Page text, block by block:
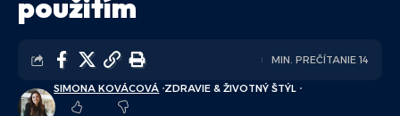
použitím
SIMONA KOVÁCOVÁ ZDRAVIE & ŽIVOTNÝ ŠTÝL
MIN. PREČÍTANIE 14